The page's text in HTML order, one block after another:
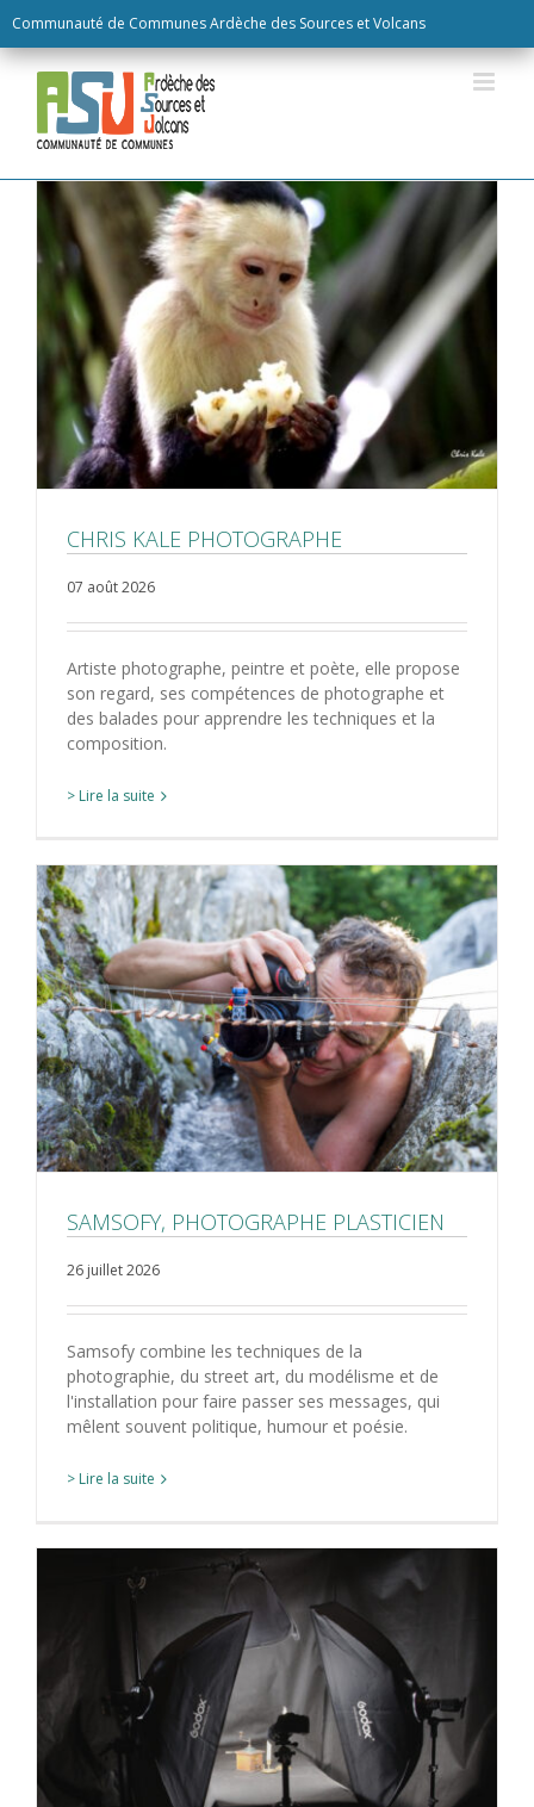
Communauté de Communes Ardèche des Sources et Volcans
to
content
CHRIS KALE PHOTOGRAPHE
07 août 2026
Artiste photographe, peintre et poète, elle propose
son regard, ses compétences de photographe et
des balades pour apprendre les techniques et la
composition.
> Lire la suite
SAMSOFY, PHOTOGRAPHE PLASTICIEN
26 juillet 2026
Samsofy combine les techniques de la
photographie, du street art, du modélisme et de
l'installation pour faire passer ses messages, qui
mêlent souvent politique, humour et poésie.
> Lire la suite